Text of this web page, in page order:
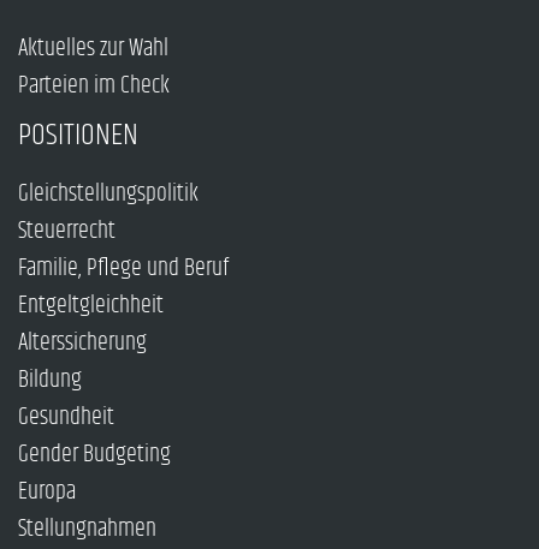
Aktuelles zur Wahl
Parteien im Check
POSITIONEN
Gleichstellungspolitik
Steuerrecht
Familie, Pflege und Beruf
Entgeltgleichheit
Alterssicherung
Bildung
Gesundheit
Gender Budgeting
Europa
Stellungnahmen